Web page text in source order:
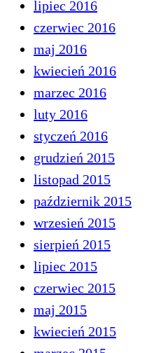
lipiec 2016
czerwiec 2016
maj 2016
kwiecień 2016
marzec 2016
luty 2016
styczeń 2016
grudzień 2015
listopad 2015
październik 2015
wrzesień 2015
sierpień 2015
lipiec 2015
czerwiec 2015
maj 2015
kwiecień 2015